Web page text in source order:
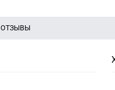
ОТЗЫВЫ